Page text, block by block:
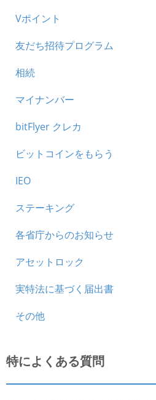
Vポイント
友だち招待プログラム
相続
マイナンバー
bitFlyer クレカ
ビットコインをもらう
IEO
ステーキング
各省庁からのお知らせ
アセットロック
実特法に基づく届出書
その他
特によくある質問